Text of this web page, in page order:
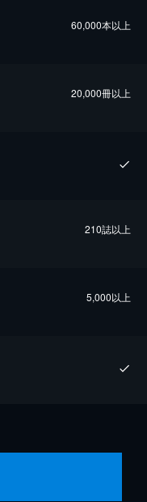
60,000本以上
20,000冊以上
210誌以上
5,000以上